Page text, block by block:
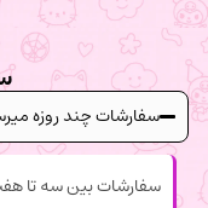
سفارشات چند روزه
سفارشات بین سه تا